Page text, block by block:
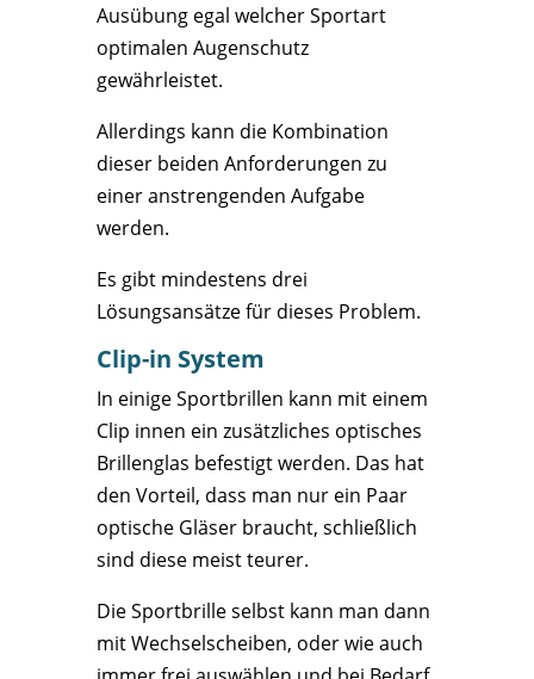
Ausübung egal welcher Sportart
optimalen Augenschutz
gewährleistet.
Allerdings kann die Kombination
dieser beiden Anforderungen zu
einer anstrengenden Aufgabe
werden.
Es gibt mindestens drei
Lösungsansätze für dieses Problem.
Clip-in System
In einige Sportbrillen kann mit einem
Clip innen ein zusätzliches optisches
Brillenglas befestigt werden. Das hat
den Vorteil, dass man nur ein Paar
optische Gläser braucht, schließlich
sind diese meist teurer.
Die Sportbrille selbst kann man dann
mit Wechselscheiben, oder wie auch